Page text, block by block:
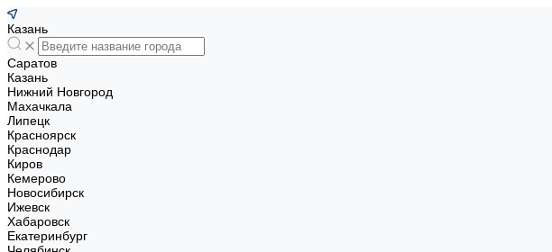
Казань
Саратов
Казань
Нижний Новгород
Махачкала
Липецк
Красноярск
Краснодар
Киров
Кемерово
Новосибирск
Ижевск
Хабаровск
Екатеринбург